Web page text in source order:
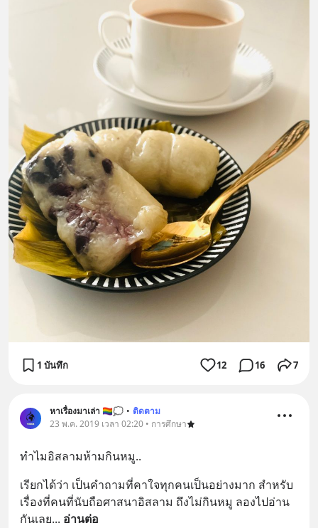
1 บันทึก 12 16 7
หาเรื่องมาเล่า 🏳️‍🌈💭 • ติดตาม
23 พ.ค. 2019 เวลา 02:20 • การศึกษา
ทำไมอิสลามห้ามกินหมู..
เรียกได้ว่า เป็นคำถามที่คาใจทุกคนเป็นอย่างมาก สำหรับ
เรื่องที่คนที่นับถือศาสนาอิสลาม ถึงไม่กินหมู ลองไปอ่าน
กันเลย... อ่านต่อ